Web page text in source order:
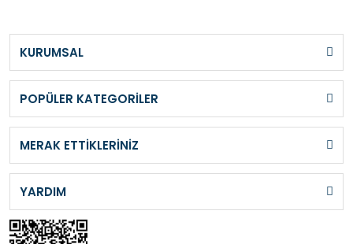
KURUMSAL
POPÜLER KATEGORİLER
MERAK ETTİKLERİNİZ
YARDIM